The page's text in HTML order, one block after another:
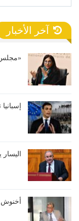
آخر الأخبار
«مجلس
أخنوش